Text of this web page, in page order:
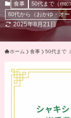
食事
50代まで（mtc
60代から（おかゆ・オ
2025年8月21日
ホーム 食事 50代まで